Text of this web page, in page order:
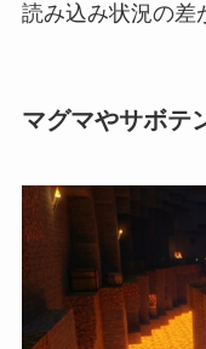
読み込み状況の差
マグマやサボテ